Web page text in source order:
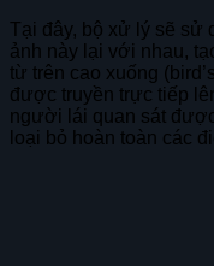
Tại đây, bộ xử lý sẽ sử
ảnh này lại với nhau,
từ trên cao xuống
được truyền trực tiếp
người lái quan sát
loại bỏ hoàn toàn các